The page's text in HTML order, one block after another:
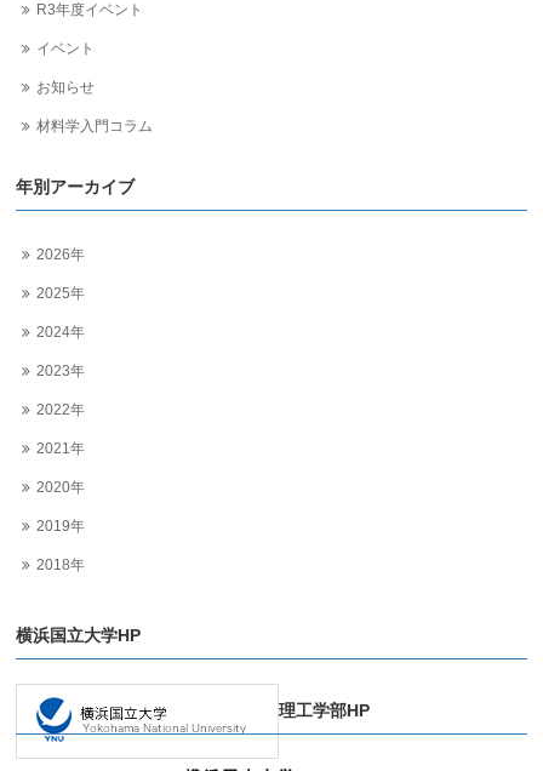
R3年度イベント
イベント
お知らせ
材料学入門コラム
年別アーカイブ
2026年
2025年
2024年
2023年
2022年
2021年
2020年
2019年
2018年
横浜国立大学HP
理工学部HP